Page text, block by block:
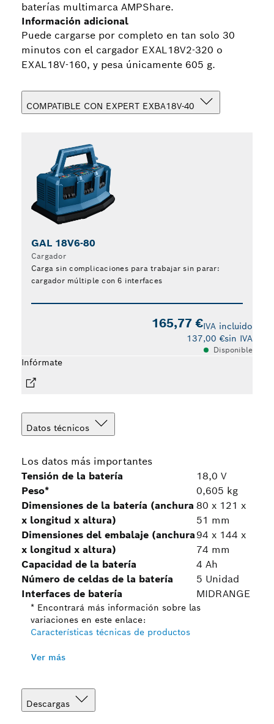
baterías multimarca AMPShare.
Información adicional
Puede cargarse por completo en tan solo 30
minutos con el cargador EXAL18V2-320 o
EXAL18V-160, y pesa únicamente 605 g.
COMPATIBLE CON EXPERT EXBA18V-40
GAL 18V6-80
Cargador
Carga sin complicaciones para trabajar sin parar:
cargador múltiple con 6 interfaces
165,77 €IVA incluido
137,00 €sin IVA
Disponible
Infórmate
Datos técnicos
Los datos más importantes
Tensión de la batería
18,0 V
Peso*
0,605 kg
Dimensiones de la batería (anchura
x longitud x altura)
80 x 121 x
51 mm
Dimensiones del embalaje (anchura
x longitud x altura)
94 x 144 x
74 mm
Capacidad de la batería
4 Ah
Número de celdas de la batería
5 Unidad
Interfaces de batería
MIDRANGE
* Encontrará más información sobre las
variaciones en este enlace:
Características técnicas de productos
Ver más
Descargas